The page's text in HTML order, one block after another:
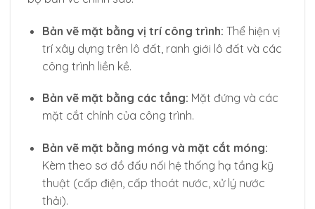
Bản vẽ mặt bằng vị trí công trình: Thể hiện vị
trí xây dựng trên lô đất, ranh giới lô đất và các
công trình liền kề.
Bản vẽ mặt bằng các tầng: Mặt đứng và các
mặt cắt chính của công trình.
Bản vẽ mặt bằng móng và mặt cắt móng:
Kèm theo sơ đồ đấu nối hệ thống hạ tầng kỹ
thuật (cấp điện, cấp thoát nước, xử lý nước
thải).